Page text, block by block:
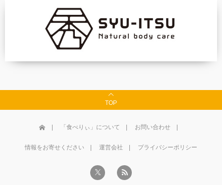
TOP
「食べりぃ」について お問い合わせ
情報をお寄せください 運営会社 プライバシーポリシー